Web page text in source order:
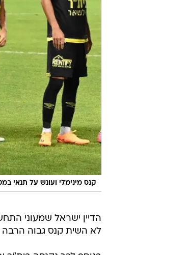
קנס מינימלי ועונש על תנאי
הדיין ישראל שמעוני
לא השית קנס גבוה